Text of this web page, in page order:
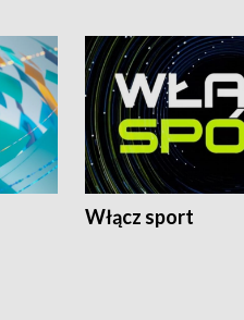
Włącz sport